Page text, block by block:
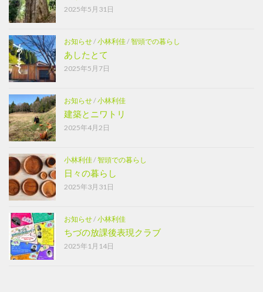
2025年5月31日
お知らせ/小林利佳/智頭での暮らし
あしたとて
2025年5月7日
お知らせ/小林利佳
建築とニワトリ
2025年4月2日
小林利佳/智頭での暮らし
日々の暮らし
2025年3月31日
お知らせ/小林利佳
ちづの放課後表現クラブ
2025年1月14日